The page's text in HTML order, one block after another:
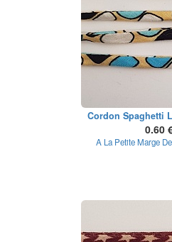
Cordon Spaghetti
0.60
A La Petite Marge